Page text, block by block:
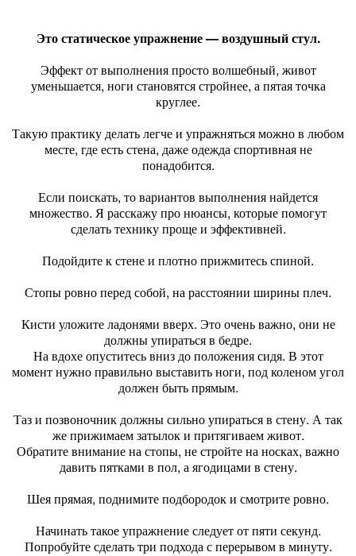
Это статическое упражнение — воздушный стул.
Эффект от выполнения просто волшебный, живот
уменьшается, ноги становятся стройнее, а пятая точка
круглее.
Такую практику делать легче и упражняться можно в любом
месте, где есть стена, даже одежда спортивная не
понадобится.
Если поискать, то вариантов выполнения найдется
множество. Я расскажу про нюансы, которые помогут
сделать технику проще и эффективней.
Подойдите к стене и плотно прижмитесь спиной.
Стопы ровно перед собой, на расстоянии ширины плеч.
Кисти уложите ладонями вверх. Это очень важно, они не
должны упираться в бедре.
На вдохе опуститесь вниз до положения сидя. В этот
момент нужно правильно выставить ноги, под коленом угол
должен быть прямым.
Таз и позвоночник должны сильно упираться в стену. А так
же прижимаем затылок и притягиваем живот.
Обратите внимание на стопы, не стройте на носках, важно
давить пятками в пол, а ягодицами в стену.
Шея прямая, поднимите подбородок и смотрите ровно.
Начинать такое упражнение следует от пяти секунд.
Попробуйте сделать три подхода с перерывом в минуту.